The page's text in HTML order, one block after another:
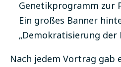
Nach jedem Vortrag gab